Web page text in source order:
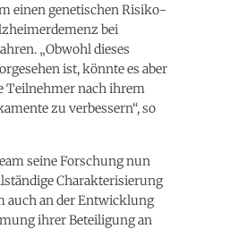
einen genetischen Risiko-
bei
„Obwohl dieses
ist, könnte es aber
Teilnehmer nach ihrem
zu verbessern“, so
seine Forschung nun
Charakterisierung
auch an der Entwicklung
ihrer Beteiligung an